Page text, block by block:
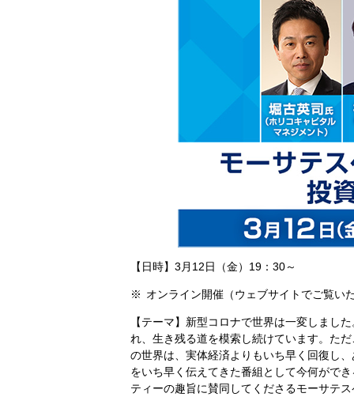
【日時】3月12日（金）19：30～
オンライン開催（ウェブサイトでご覧い
【テーマ】新型コロナで世界は一変しまし
れ、生き残る道を模索し続けています。た
の世界は、実体経済よりもいち早く回復し
をいち早く伝えてきた番組として今何がで
ティーの趣旨に賛同してくださるモーサテ